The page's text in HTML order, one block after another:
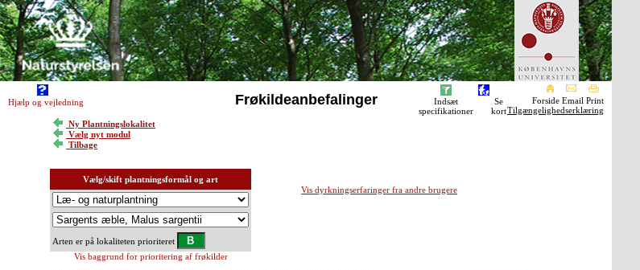
Frøkildeanbefalinger
Ny Plantningslokalitet
Vælg nyt modul
Tilbage
Vælg/skift plantningsformål og art
Arten er på lokaliteten prioriteret
Vis baggrund for prioritering af frøkilder
Vis dyrkningserfaringer fra andre brugere
Indsæt
specifikationer
Se
kort
Hjælp og vejledning
Forside Email Print
Tilgængelighedserklæring